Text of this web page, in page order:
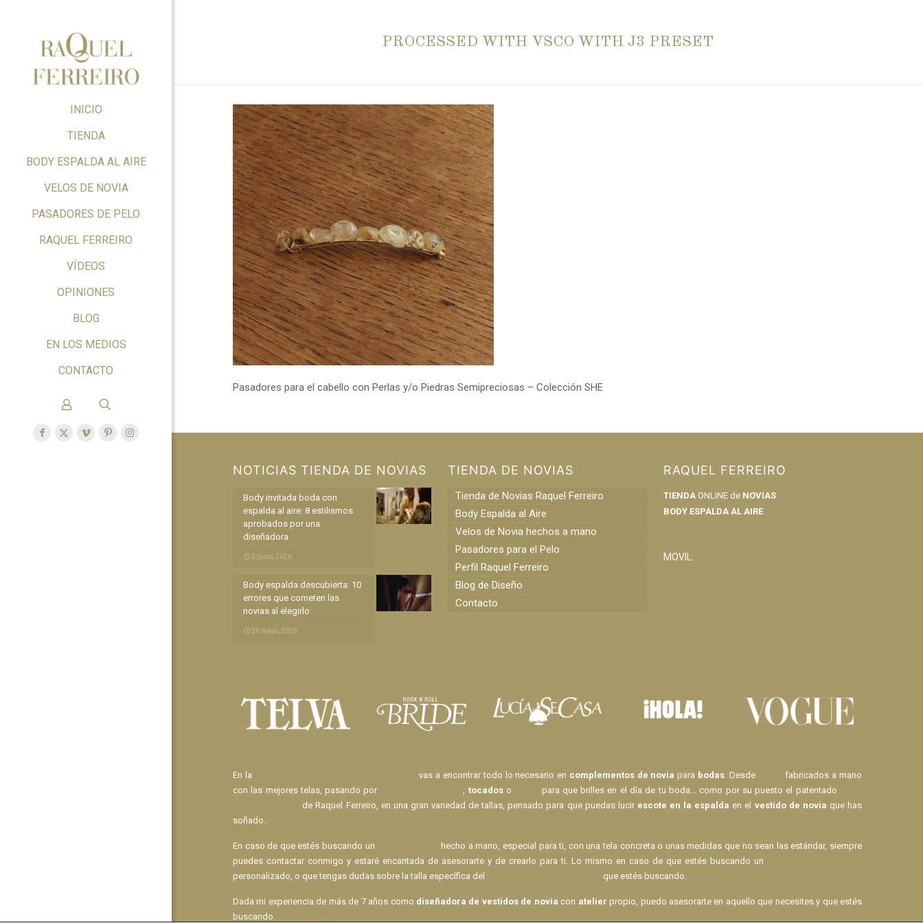
INICIO
TIENDA
BODY ESPALDA AL AIRE
VELOS DE NOVIA
PASADORES DE PELO
RAQUEL FERREIRO
VÍDEOS
OPINIONES
BLOG
EN LOS MEDIOS
CONTACTO
PROCESSED WITH VSCO WITH J3 PRESET
Pasadores para el cabello con Perlas y/o Piedras Semipreciosas – Colección SHE
NOTICIAS TIENDA DE NOVIAS
Body invitada boda con
espalda al aire: 8 estilismos
aprobados por una
diseñadora
2 junio, 2026
Body espalda descubierta: 10
errores que cometen las
novias al elegirlo
26 mayo, 2026
TIENDA DE NOVIAS
Tienda de Novias Raquel Ferreiro
Body Espalda al Aire
Velos de Novia hechos a mano
Pasadores para el Pelo
Perfil Raquel Ferreiro
Blog de Diseño
Contacto
RAQUEL FERREIRO
TIENDAONLINE de NOVIAS
BODY ESPALDA AL AIRE
MOVIL:
En la vas a encontrar todo lo necesario en complementos de novia para bodas. Desde
fabricados a mano
con las mejores telas, pasando por
pasadores de pelo, tocadoso para que brilles en el día de tu boda... como por su puesto el patentado
de Raquel Ferreiro, en una gran variedad de tallas, pensado para que puedas lucir escote en la espalda en el vestido de novia que has
soñado.
En caso de que estés buscando un
hecho a mano, especial para ti, con una tela concreta o unas medidas que no sean las estándar, siempre
puedes contactar conmigo y estaré encantada de asesorarte y de crearlo para ti. Lo mismo en caso de que estés buscando un
personalizado, o que tengas dudas sobre la talla específica del
que estés buscando.
Dada mi experiencia de más de 7 años como diseñadora de vestidos de novia con atelier propio, puedo asesorarte en aquello que necesites y que estés
buscando.
.